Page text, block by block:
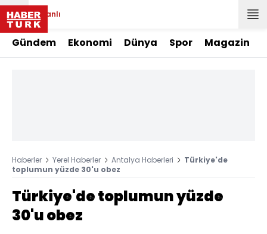
Canlı
Gündem Ekonomi Dünya Spor Magazin
Haberler Yerel Haberler Antalya Haberleri
Türkiye'de
toplumun yüzde 30'u obez
Türkiye'de toplumun yüzde
30'u obez